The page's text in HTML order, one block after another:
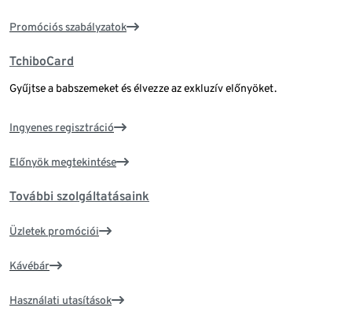
Promóciós szabályzatok
TchiboCard
Gyűjtse a babszemeket és élvezze az exkluzív előnyöket.
Ingyenes regisztráció
Előnyök megtekintése
További szolgáltatásaink
Üzletek promóciói
Kávébár
Használati utasítások